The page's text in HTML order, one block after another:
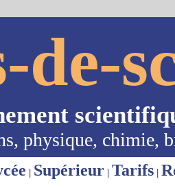
de-
physique, chimie,
| Supérieur | Tarifs |